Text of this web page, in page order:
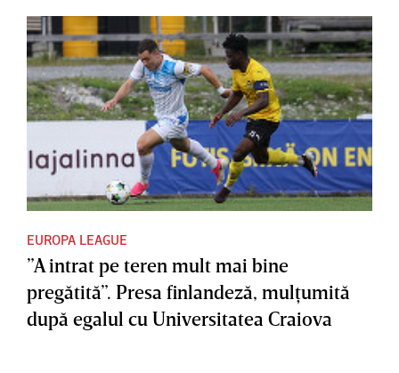
EUROPA LEAGUE
”A intrat pe teren mult mai bine
pregătită”. Presa finlandeză, mulţumită
după egalul cu Universitatea Craiova